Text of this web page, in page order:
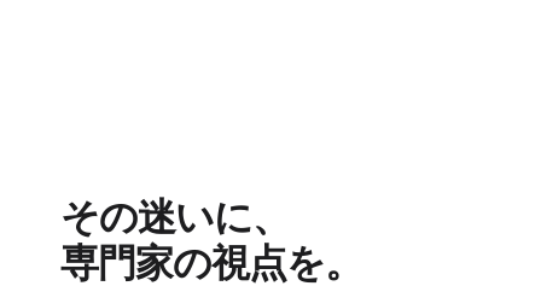
その迷いに、
専門家の視点を。